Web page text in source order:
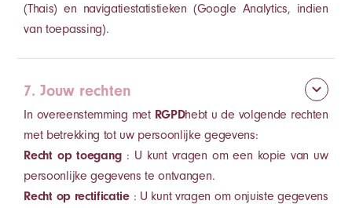
(Thais) en navigatiestatistieken (Google Analytics, indien
van toepassing).
7. Jouw rechten
In overeenstemming met RGPDhebt u de volgende rechten
met betrekking tot uw persoonlijke gegevens:
Recht op toegang : U kunt vragen om een kopie van uw
persoonlijke gegevens te ontvangen.
Recht op rectificatie: U kunt vragen om onjuiste gegevens